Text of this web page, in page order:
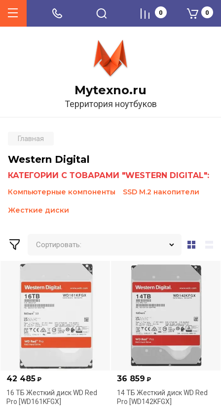
Mytexno.ru
Территория ноутбуков
0 0
Главная
Western Digital
КАТЕГОРИИ С ТОВАРАМИ "WESTERN DIGITAL":
Компьютерные компоненты SSD M.2 накопители
Жесткие диски
Сортировать:
42 485 ₽
16 ТБ Жесткий диск WD Red
Pro [WD161KFGX]
36 859 ₽
14 ТБ Жесткий диск WD Red
Pro [WD142KFGX]